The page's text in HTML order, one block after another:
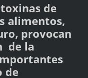
de
alimentos,
provocan
de la
de